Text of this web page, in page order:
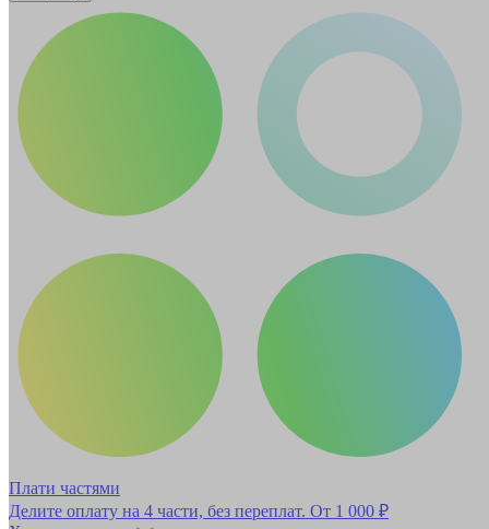
Плати частями
Делите оплату на 4 части, без переплат. От 1 000 ₽